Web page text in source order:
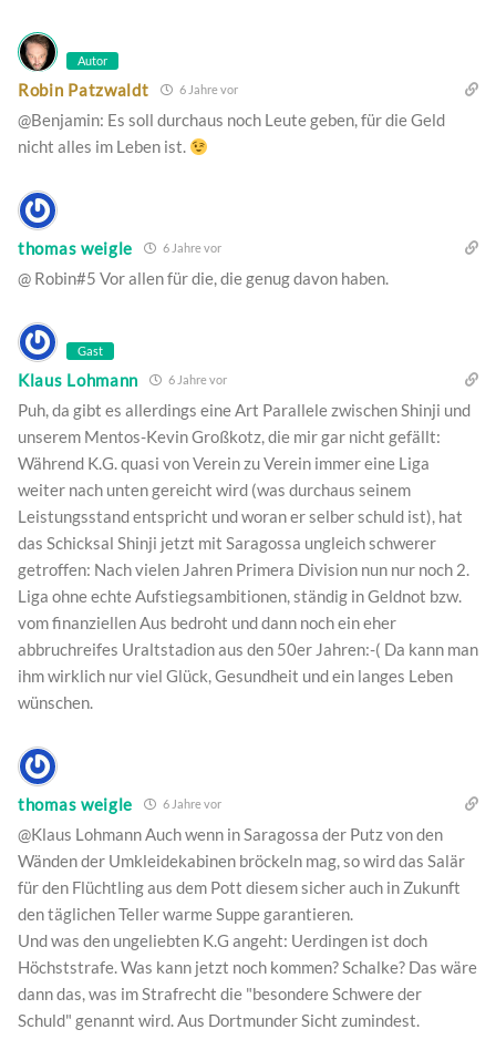
Autor
Robin Patzwaldt 6 Jahre vor
@Benjamin: Es soll durchaus noch Leute geben, für die Geld
nicht alles im Leben ist.
thomas weigle 6 Jahre vor
@ Robin#5 Vor allen für die, die genug davon haben.
Gast
Klaus Lohmann 6 Jahre vor
Puh, da gibt es allerdings eine Art Parallele zwischen Shinji und
unserem Mentos-Kevin Großkotz, die mir gar nicht gefällt:
Während K.G. quasi von Verein zu Verein immer eine Liga
weiter nach unten gereicht wird (was durchaus seinem
Leistungsstand entspricht und woran er selber schuld ist), hat
das Schicksal Shinji jetzt mit Saragossa ungleich schwerer
getroffen: Nach vielen Jahren Primera Division nun nur noch 2.
Liga ohne echte Aufstiegsambitionen, ständig in Geldnot bzw.
vom finanziellen Aus bedroht und dann noch ein eher
abbruchreifes Uraltstadion aus den 50er Jahren:-( Da kann man
ihm wirklich nur viel Glück, Gesundheit und ein langes Leben
wünschen.
thomas weigle 6 Jahre vor
@Klaus Lohmann Auch wenn in Saragossa der Putz von den
Wänden der Umkleidekabinen bröckeln mag, so wird das Salär
für den Flüchtling aus dem Pott diesem sicher auch in Zukunft
den täglichen Teller warme Suppe garantieren.
Und was den ungeliebten K.G angeht: Uerdingen ist doch
Höchststrafe. Was kann jetzt noch kommen? Schalke? Das wäre
dann das, was im Strafrecht die "besondere Schwere der
Schuld" genannt wird. Aus Dortmunder Sicht zumindest.